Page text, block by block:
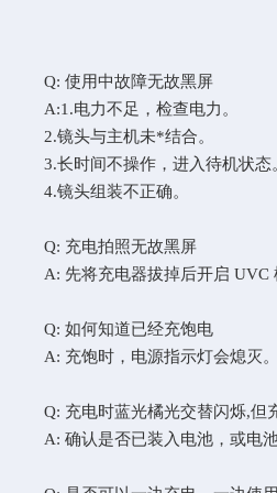
Q: 使用中故障无故黑屏
A:1.电力不足，检查电力。
2.镜头与主机未*结合。
3.长时间不操作，进入待机状态
4.镜头组装不正确。
Q: 充电拍照无故黑屏
A: 先将充电器拔掉后开启 UVC
Q: 如何知道已经充饱电
A: 充饱时，电源指示灯会熄灭。
Q: 充电时蓝光橘光交替闪烁,但
A: 确认是否已装入电池，或电池